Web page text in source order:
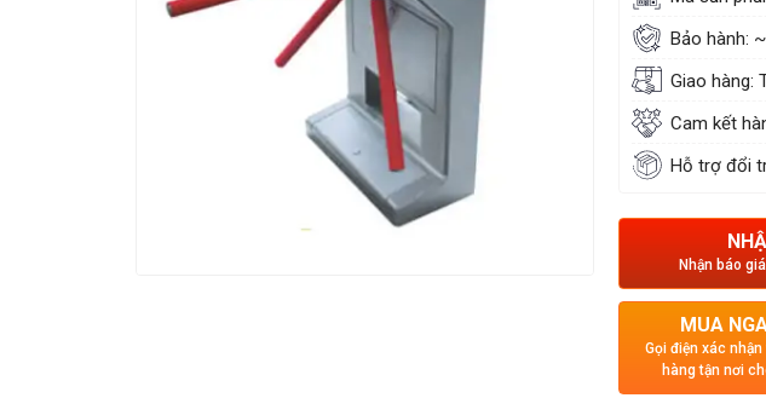
Bảo hành:
Giao hàng:
Cam kết
Hỗ trợ đổi
Nhận báo
MUA
Gọi điện xác nhận
hàng tận nơi